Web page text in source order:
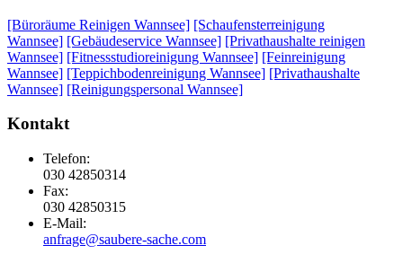
[Büroräume Reinigen Wannsee] [Schaufensterreinigung
Wannsee] [Gebäudeservice Wannsee] [Privathaushalte reinigen
Wannsee] [Fitnessstudioreinigung Wannsee] [Feinreinigung
Wannsee] [Teppichbodenreinigung Wannsee] [Privathaushalte
Wannsee] [Reinigungspersonal Wannsee]
Kontakt
Telefon:
030 42850314
Fax:
030 42850315
E-Mail:
anfrage@saubere-sache.com